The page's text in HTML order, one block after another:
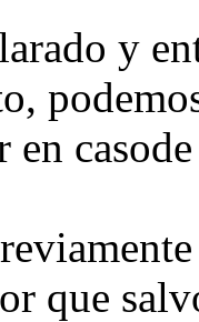
y
en
que